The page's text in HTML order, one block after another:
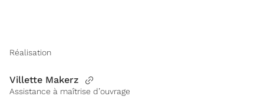
Réalisation
Villette Makerz
Assistance à maîtrise d’ouvrage